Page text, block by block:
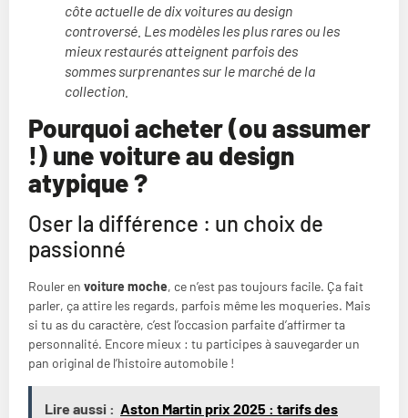
côte actuelle de dix voitures au design
controversé. Les modèles les plus rares ou les
mieux restaurés atteignent parfois des
sommes surprenantes sur le marché de la
collection.
Pourquoi acheter (ou assumer
!) une voiture au design
atypique ?
Oser la différence : un choix de
passionné
Rouler en voiture moche, ce n’est pas toujours facile. Ça fait
parler, ça attire les regards, parfois même les moqueries. Mais
si tu as du caractère, c’est l’occasion parfaite d’affirmer ta
personnalité. Encore mieux : tu participes à sauvegarder un
pan original de l’histoire automobile !
Lire aussi : Aston Martin prix 2025 : tarifs des